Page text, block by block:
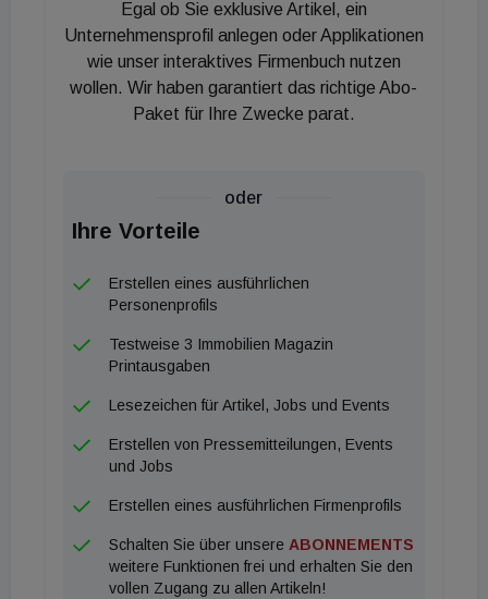
unentschlossen. Sie hadern, ob sie das aktuelle
Zinsniveau akzeptieren oder lieber auf eine
mögliche Zinssenkung warten sollen. Auf die Frage,
ob Kaufinteressent:innen den gestiegenen Zins
Lediglich 6,8 Prozent der potenziellen Käufer:innen
nutzen das höhere Zinsniveau dagegen gar nicht als
Argument, um den Angebotspreis der Immobilie
nachträglich zu senken. In 18,5 Prozent der Fälle ist
die neue Zinslage teilweise ein Grund, um den
Verkaufspreis der Immobilie zu verhandeln. In 21,6
derzeit noch nicht bereit, von ihrem ursprünglich
Prozent der Verkäufer:innen lösen sich von ihren
alten Preisvorstellungen und senken den
Angebotspreis. Mit 71,2 Prozent ist die Mehrheit
Egal ob Sie exklusive Artikel, ein
Unternehmensprofil anlegen oder Applikationen
wie unser interaktives Firmenbuch nutzen
wollen. Wir haben garantiert das richtige Abo-
Paket für Ihre Zwecke parat.
oder
Ihre Vorteile
Erstellen eines ausführlichen
Personenprofils
Testweise 3 Immobilien Magazin
Printausgaben
Lesezeichen für Artikel, Jobs und Events
Erstellen von Pressemitteilungen, Events
und Jobs
Erstellen eines ausführlichen Firmenprofils
Schalten Sie über unsere ABONNEMENTS
weitere Funktionen frei und erhalten Sie den
vollen Zugang zu allen Artikeln!